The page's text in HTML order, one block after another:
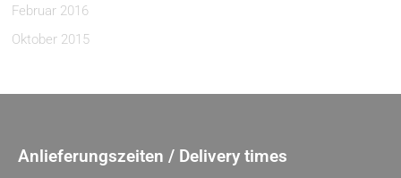
Februar 2016
Oktober 2015
Anlieferungszeiten / Delivery times